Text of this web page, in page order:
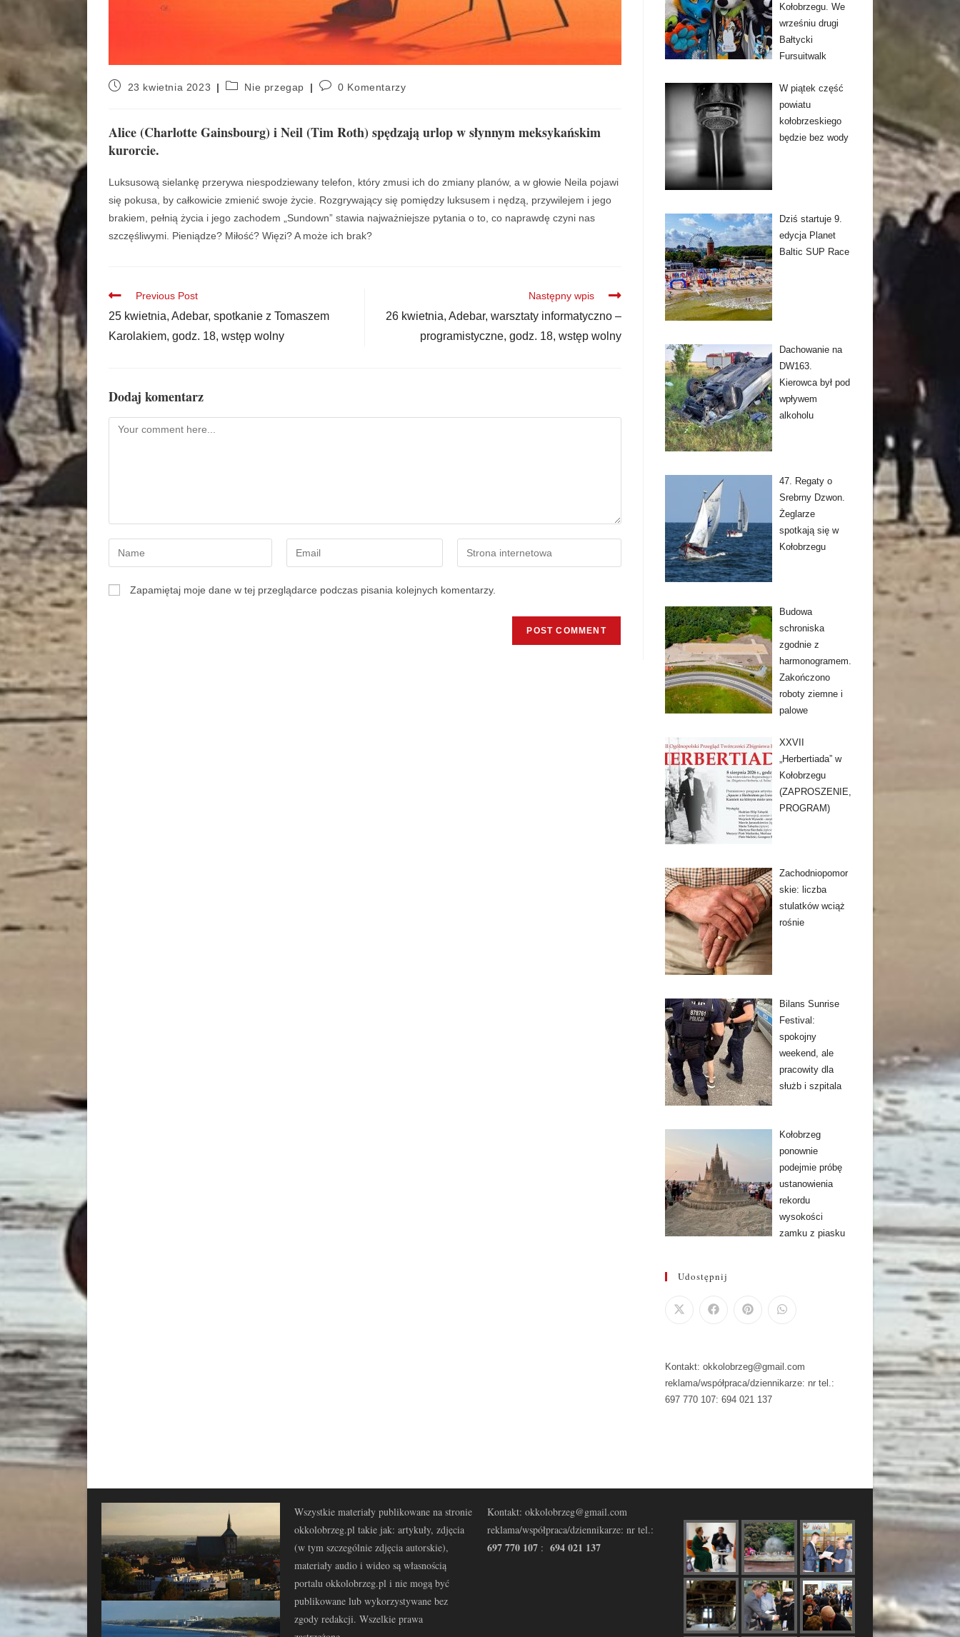
23 kwietnia 2023 Nie przegap 0 Komentarzy
Alice (Charlotte Gainsbourg) i Neil (Tim Roth) spędzają urlop w słynnym meksykańskim
kurorcie.
Luksusową sielankę przerywa niespodziewany telefon, który zmusi ich do zmiany planów, a w głowie Neila pojawi
się pokusa, by całkowicie zmienić swoje życie. Rozgrywający się pomiędzy luksusem i nędzą, przywilejem i jego
brakiem, pełnią życia i jego zachodem „Sundown” stawia najważniejsze pytania o to, co naprawdę czyni nas
szczęśliwymi. Pieniądze? Miłość? Więzi? A może ich brak?
Previous Post
25 kwietnia, Adebar, spotkanie z Tomaszem
Karolakiem, godz. 18, wstęp wolny
Następny wpis
26 kwietnia, Adebar, warsztaty informatyczno –
programistyczne, godz. 18, wstęp wolny
Dodaj komentarz
Zapamiętaj moje dane w tej przeglądarce podczas pisania kolejnych komentarzy.
Kołobrzegu. We
wrześniu drugi
Bałtycki
Fursuitwalk
W piątek część
powiatu
kołobrzeskiego
będzie bez wody
Dziś startuje 9.
edycja Planet
Baltic SUP Race
Dachowanie na
DW163.
Kierowca był pod
wpływem
alkoholu
47. Regaty o
Srebrny Dzwon.
Żeglarze
spotkają się w
Kołobrzegu
Budowa
schroniska
zgodnie z
harmonogramem.
Zakończono
roboty ziemne i
palowe
XXVII
„Herbertiada” w
Kołobrzegu
(ZAPROSZENIE,
PROGRAM)
Zachodniopomor
skie: liczba
stulatków wciąż
rośnie
Bilans Sunrise
Festival:
spokojny
weekend, ale
pracowity dla
służb i szpitala
Kołobrzeg
ponownie
podejmie próbę
ustanowienia
rekordu
wysokości
zamku z piasku
Udostępnij
Kontakt: okkolobrzeg@gmail.com
reklama/współpraca/dziennikarze: nr tel.:
697 770 107: 694 021 137
Wszystkie materiały publikowane na stronie
okkolobrzeg.pl takie jak: artykuły, zdjęcia
(w tym szczególnie zdjęcia autorskie),
materiały audio i wideo są własnością
portalu okkolobrzeg.pl i nie mogą być
publikowane lub wykorzystywane bez
zgody redakcji. Wszelkie prawa
Kontakt: okkolobrzeg@gmail.com
reklama/współpraca/dziennikarze: nr tel.:
697 770 107 : 694 021 137